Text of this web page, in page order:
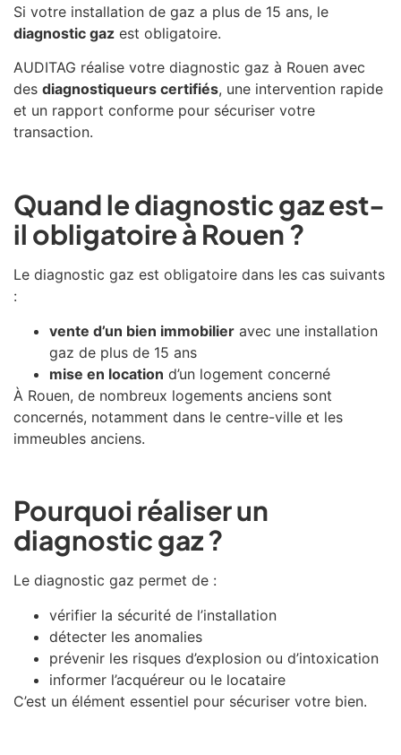
Si votre installation de gaz a plus de 15 ans, le
diagnostic gaz est obligatoire.
AUDITAG réalise votre diagnostic gaz à Rouen avec
des diagnostiqueurs certifiés, une intervention rapide
et un rapport conforme pour sécuriser votre
transaction.
Quand le diagnostic gaz est-
il obligatoire à Rouen ?
Le diagnostic gaz est obligatoire dans les cas suivants
:
vente d’un bien immobilier avec une installation
gaz de plus de 15 ans
mise en location d’un logement concerné
À Rouen, de nombreux logements anciens sont
concernés, notamment dans le centre-ville et les
immeubles anciens.
Pourquoi réaliser un
diagnostic gaz ?
Le diagnostic gaz permet de :
vérifier la sécurité de l’installation
détecter les anomalies
prévenir les risques d’explosion ou d’intoxication
informer l’acquéreur ou le locataire
C’est un élément essentiel pour sécuriser votre bien.